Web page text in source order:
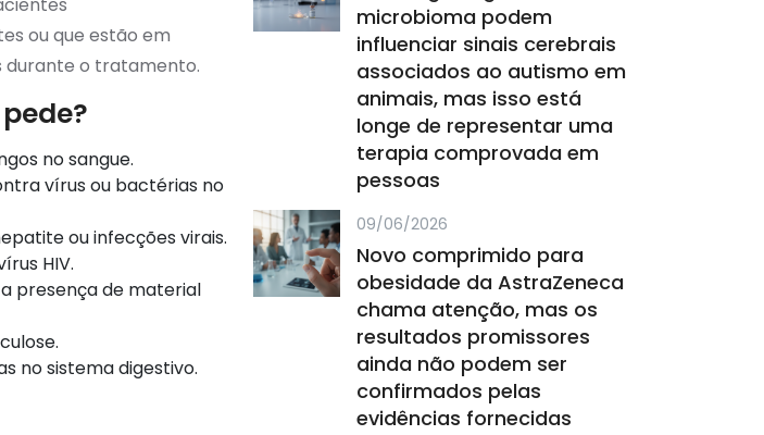
ou que estão em
durante o tratamento.
no sangue.
vírus ou bactérias no
ou infecções virais.
HIV.
presença de material
no sistema digestivo.
microbioma podem
influenciar sinais cerebrais
associados ao autismo em
animais, mas isso está
longe de representar uma
terapia comprovada em
pessoas
09/06/2026
Novo comprimido para
obesidade da AstraZeneca
chama atenção, mas os
resultados promissores
ainda não podem ser
confirmados pelas
evidências fornecidas